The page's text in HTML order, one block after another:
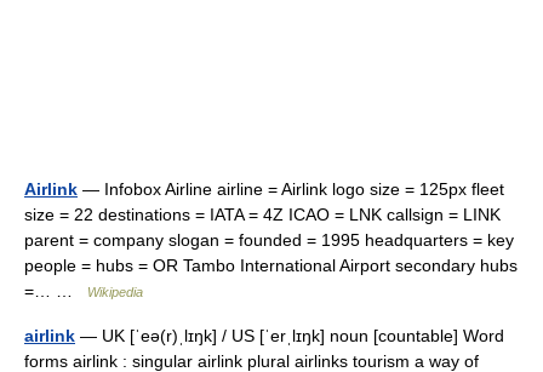
Airlink — Infobox Airline airline = Airlink logo size = 125px fleet
size = 22 destinations = IATA = 4Z ICAO = LNK callsign = LINK
parent = company slogan = founded = 1995 headquarters = key
people = hubs = OR Tambo International Airport secondary hubs
=… …
Wikipedia
airlink — UK [ˈeə(r)ˌlɪŋk] / US [ˈerˌlɪŋk] noun [countable] Word
forms airlink : singular airlink plural airlinks tourism a way of